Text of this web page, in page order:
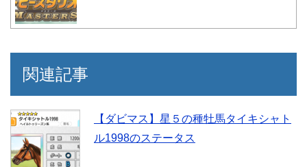
関連記事
【ダビマス】星５の種牡馬タイキシャト
ル1998のステータス